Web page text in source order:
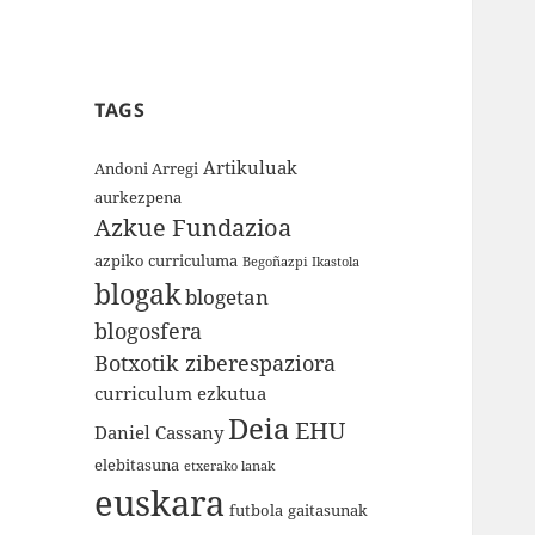
TAGS
Andoni Arregi Artikuluak
aurkezpena
Azkue Fundazioa
azpiko curriculuma Begoñazpi Ikastola
blogakblogetan
blogosfera
Botxotik ziberespaziora
curriculum ezkutua
Daniel Cassany Deia EHU
elebitasuna etxerako lanak
euskara futbola gaitasunak